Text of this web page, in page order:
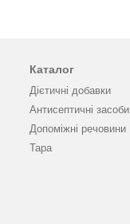
Каталог
Дієтичні добавки
Антисептичні засоби
Допоміжні речовини
Тара